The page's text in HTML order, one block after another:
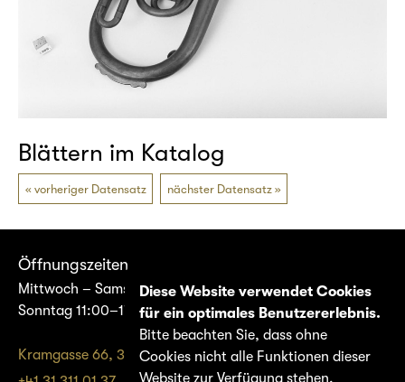
Blättern im Katalog
vorheriger Datensatz nächster Datensatz
Öffnungszeiten
Mittwoch – Samstag 14:00–17:00
Sonntag 11:00–17:00
Kramgasse 66, 3011 Bern
Diese Website verwendet Cookies
für ein optimales Benutzererlebnis.
Bitte beachten Sie, dass ohne
Cookies nicht alle Funktionen dieser
Website zur Verfügung stehen.